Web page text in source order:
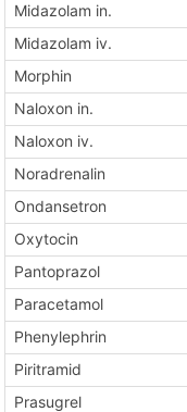
Midazolam in.
Midazolam iv.
Morphin
Naloxon in.
Naloxon iv.
Noradrenalin
Ondansetron
Oxytocin
Pantoprazol
Paracetamol
Phenylephrin
Piritramid
Prasugrel